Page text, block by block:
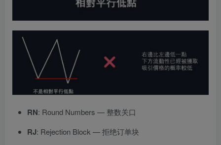
RN: Round Numbers — 整数关口
RJ: Rejection Block — 拒绝订单块